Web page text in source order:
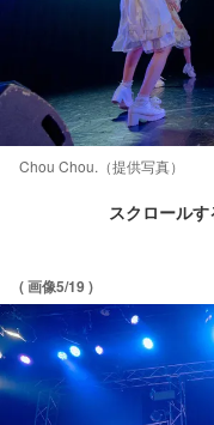
Chou Chou.（提供写真）
スクロール
( 画像5/19 )